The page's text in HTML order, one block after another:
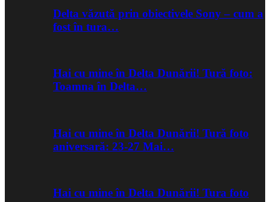
Delta văzută prin obiectivele Sony – cum a
fost în tura…
Hai cu mine în Delta Dunării! Tură foto:
Toamna în Delta…
Hai cu mine în Delta Dunării! Tură foto
aniversară: 23-27 Mai…
Hai cu mine în Delta Dunării! Tura foto